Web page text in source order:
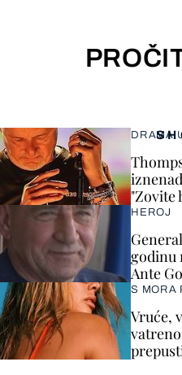
DRAMA
"Zovite
HEROJ
godinu
Ante
S MORA
Vruće,